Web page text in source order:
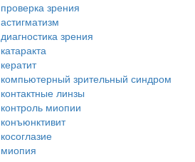
проверка зрения
астигматизм
диагностика зрения
катаракта
кератит
компьютерный зрительный синдром
контактные линзы
контроль миопии
конъюнктивит
косоглазие
миопия